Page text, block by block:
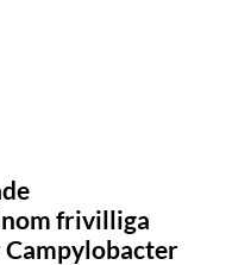
frivilliga